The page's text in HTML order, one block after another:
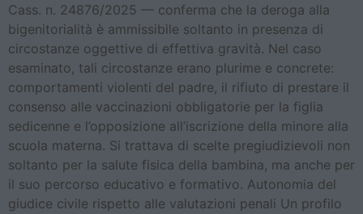
Cass. n. 24876/2025 — conferma che la deroga alla
bigenitorialità è ammissibile soltanto in presenza di
circostanze oggettive di effettiva gravità. Nel caso
esaminato, tali circostanze erano plurime e concrete:
comportamenti violenti del padre, il rifiuto di prestare il
consenso alle vaccinazioni obbligatorie per la figlia
sedicenne e l’opposizione all’iscrizione della minore alla
scuola materna. Si trattava di scelte pregiudizievoli non
soltanto per la salute fisica della bambina, ma anche per
il suo percorso educativo e formativo. Autonomia del
giudice civile rispetto alle valutazioni penali Un profilo